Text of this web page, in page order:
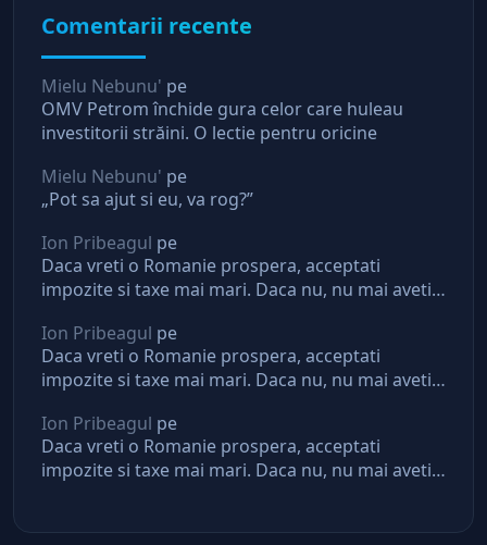
Comentarii recente
Mielu Nebunu' pe
OMV Petrom închide gura celor care huleau
investitorii străini. O lectie pentru oricine
Mielu Nebunu' pe
„Pot sa ajut si eu, va rog?”
Ion Pribeagul pe
Daca vreti o Romanie prospera, acceptati
impozite si taxe mai mari. Daca nu, nu mai aveti
Ion Pribeagul pe
Daca vreti o Romanie prospera, acceptati
impozite si taxe mai mari. Daca nu, nu mai aveti
Ion Pribeagul pe
Daca vreti o Romanie prospera, acceptati
impozite si taxe mai mari. Daca nu, nu mai aveti